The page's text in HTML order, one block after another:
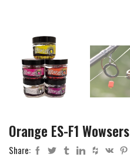
Orange ES-F1 Wowsers
Share: